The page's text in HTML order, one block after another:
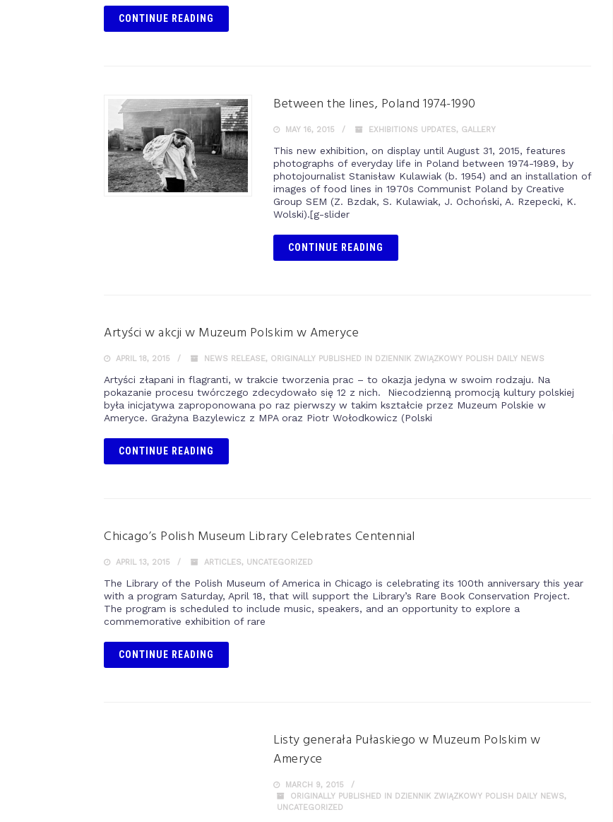
CONTINUE READING
Between the lines, Poland 1974-1990
MAY 16, 2015 EXHIBITIONS UPDATES, GALLERY
This new exhibition, on display until August 31, 2015, features
photographs of everyday life in Poland between 1974-1989, by
photojournalist Stanisław Kulawiak (b. 1954) and an installation of
images of food lines in 1970s Communist Poland by Creative
Group SEM (Z. Bzdak, S. Kulawiak, J. Ochoński, A. Rzepecki, K.
Wolski).[g-slider
CONTINUE READING
Artyści w akcji w Muzeum Polskim w Ameryce
APRIL 18, 2015 NEWS RELEASE, ORIGINALLY PUBLISHED IN DZIENNIK ZWIĄZKOWY POLISH DAILY NEWS
Artyści złapani in flagranti, w trakcie tworzenia prac – to okazja jedyna w swoim rodzaju. Na
pokazanie procesu twórczego zdecydowało się 12 z nich. Niecodzienną promocją kultury polskiej
była inicjatywa zaproponowana po raz pierwszy w takim kształcie przez Muzeum Polskie w
Ameryce. Grażyna Bazylewicz z MPA oraz Piotr Wołodkowicz (Polski
CONTINUE READING
Chicago’s Polish Museum Library Celebrates Centennial
APRIL 13, 2015 ARTICLES, UNCATEGORIZED
The Library of the Polish Museum of America in Chicago is celebrating its 100th anniversary this year
with a program Saturday, April 18, that will support the Library’s Rare Book Conservation Project.
The program is scheduled to include music, speakers, and an opportunity to explore a
commemorative exhibition of rare
CONTINUE READING
Listy generała Pułaskiego w Muzeum Polskim w
Ameryce
MARCH 9, 2015
ORIGINALLY PUBLISHED IN DZIENNIK ZWIĄZKOWY POLISH DAILY NEWS,
UNCATEGORIZED